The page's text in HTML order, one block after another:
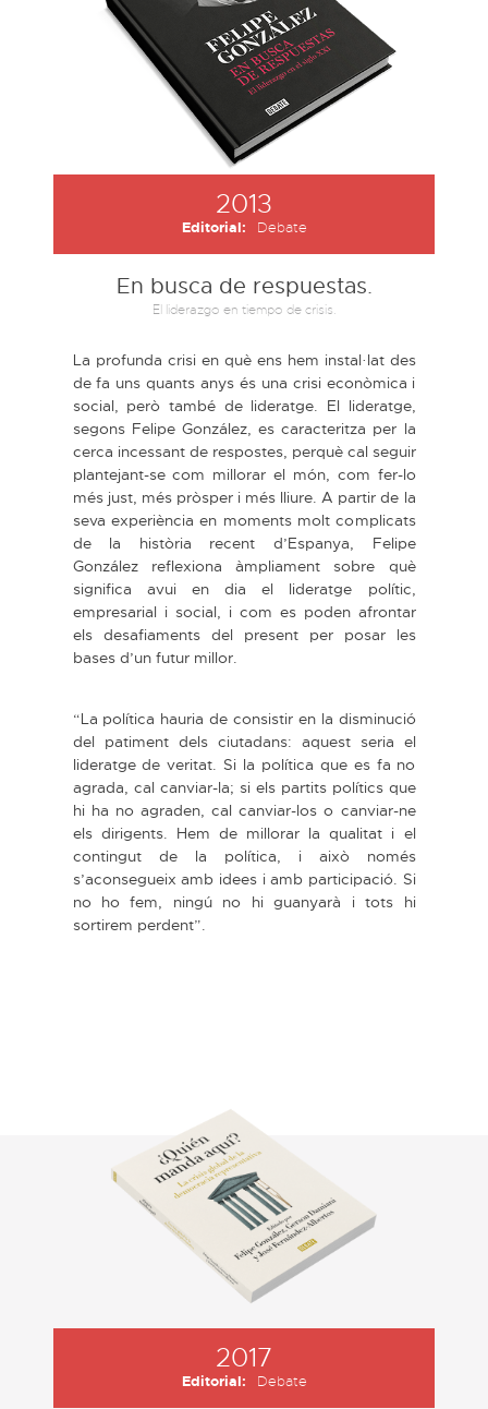
2013
Editorial: Debate
En busca de respuestas.
El liderazgo en tiempo de crisis.
La profunda crisi en què ens hem instal·lat des
de fa uns quants anys és una crisi econòmica i
social, però també de lideratge. El lideratge,
segons Felipe González, es caracteritza per la
cerca incessant de respostes, perquè cal seguir
plantejant-se com millorar el món, com fer-lo
més just, més pròsper i més lliure. A partir de la
seva experiència en moments molt complicats
de la història recent d’Espanya, Felipe
González reflexiona àmpliament sobre què
significa avui en dia el lideratge polític,
empresarial i social, i com es poden afrontar
els desafiaments del present per posar les
bases d’un futur millor.
“La política hauria de consistir en la disminució
del patiment dels ciutadans: aquest seria el
lideratge de veritat. Si la política que es fa no
agrada, cal canviar-la; si els partits polítics que
hi ha no agraden, cal canviar-los o canviar-ne
els dirigents. Hem de millorar la qualitat i el
contingut de la política, i això només
s’aconsegueix amb idees i amb participació. Si
no ho fem, ningú no hi guanyarà i tots hi
sortirem perdent”.
2017
Editorial: Debate